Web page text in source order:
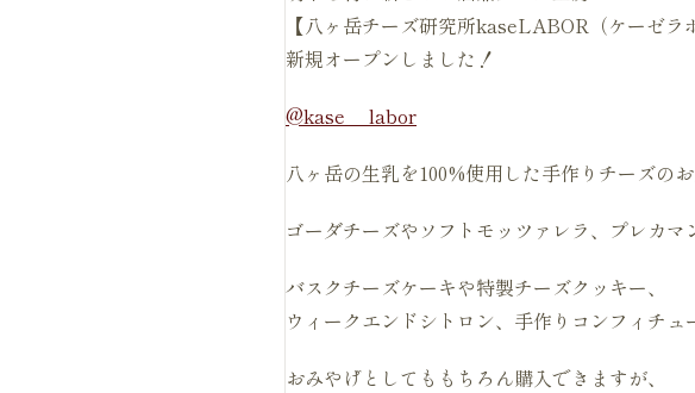
【八ヶ岳チーズ研究所kaseLABOR（ケーゼラ
新規オープンしました！
@kase__labor
八ヶ岳の生乳を100%使用した手作りチーズのお
ゴーダチーズやソフトモッツァレラ、プレカ
バスクチーズケーキや特製チーズクッキー、
ウィークエンドシトロン、手作りコンフィチュ
おみやげとしてももちろん購入できますが、